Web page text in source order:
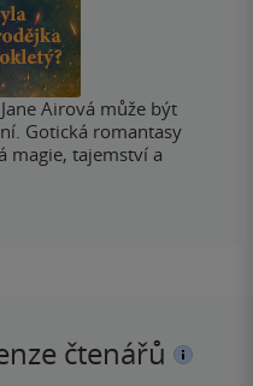
Airová může být
Gotická romantasy
magie, tajemství a
čtenářů